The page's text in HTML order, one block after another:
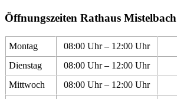
Öffnungszeiten Rathaus Mistelbach
Montag 08:00 Uhr – 12:00 Uhr
Dienstag
08:00 Uhr – 12:00 Uhr
Mittwoch
08:00 Uhr – 12:00 Uhr